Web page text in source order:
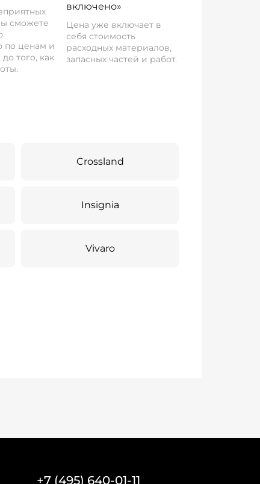
сможете
ценам и
того, как
включено»
Цена уже включает в
себя стоимость
расходных материалов,
запасных частей и работ.
Crossland
Insignia
Vivaro
+7 (495) 640-01-11